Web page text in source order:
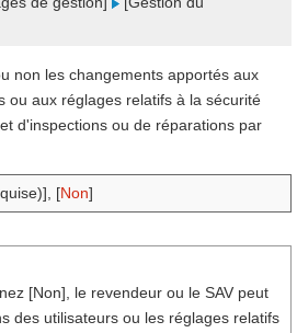
non les changements apportés aux
ou aux réglages relatifs à la sécurité
d'inspections ou de réparations par
[Non]
[Non], le revendeur ou le SAV peut
des utilisateurs ou les réglages relatifs